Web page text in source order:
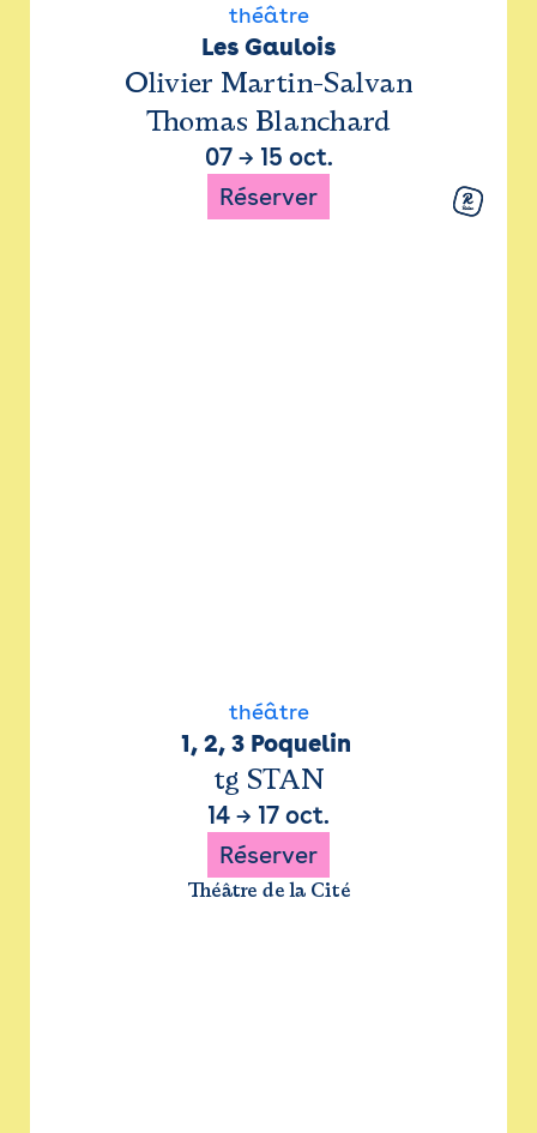
théâtre
Les Gaulois
Olivier Martin-Salvan
Thomas Blanchard
07→ 15 oct.
Réserver
théâtre
1, 2, 3 Poquelin
tg STAN
14 → 17 oct.
Réserver
Théâtre de la Cité